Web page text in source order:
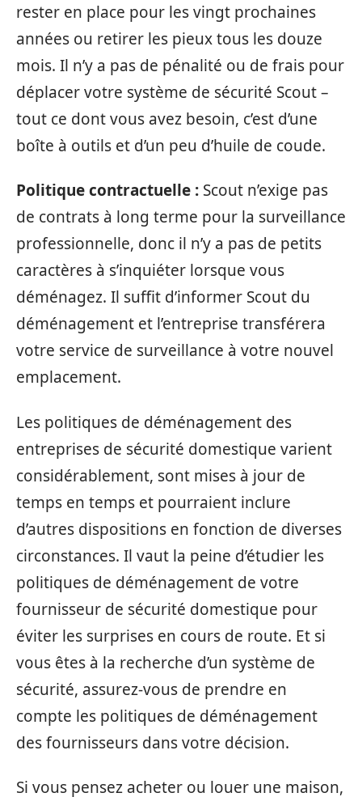
rester en place pour les vingt prochaines
années ou retirer les pieux tous les douze
mois. Il n’y a pas de pénalité ou de frais pour
déplacer votre système de sécurité Scout –
tout ce dont vous avez besoin, c’est d’une
boîte à outils et d’un peu d’huile de coude.
Politique contractuelle : Scout n’exige pas
de contrats à long terme pour la surveillance
professionnelle, donc il n’y a pas de petits
caractères à s’inquiéter lorsque vous
déménagez. Il suffit d’informer Scout du
déménagement et l’entreprise transférera
votre service de surveillance à votre nouvel
emplacement.
Les politiques de déménagement des
entreprises de sécurité domestique varient
considérablement, sont mises à jour de
temps en temps et pourraient inclure
d’autres dispositions en fonction de diverses
circonstances. Il vaut la peine d’étudier les
politiques de déménagement de votre
fournisseur de sécurité domestique pour
éviter les surprises en cours de route. Et si
vous êtes à la recherche d’un système de
sécurité, assurez-vous de prendre en
compte les politiques de déménagement
des fournisseurs dans votre décision.
Si vous pensez acheter ou louer une maison,